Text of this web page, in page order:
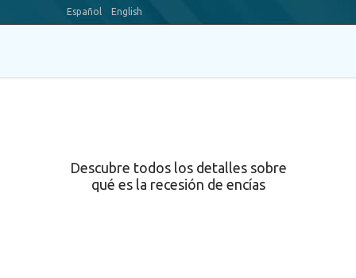
Español English
Descubre todos los detalles sobre
qué es la recesión de encías